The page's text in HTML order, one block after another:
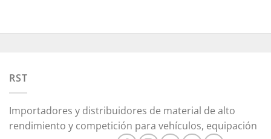
RST
Importadores y distribuidores de material de alto
rendimiento y competición para vehículos, equipación